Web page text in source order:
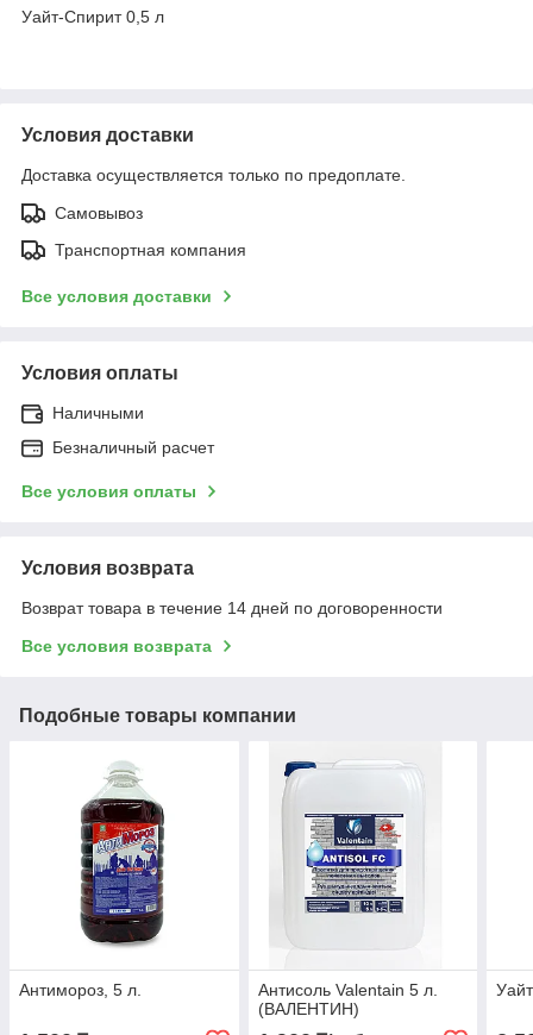
Уайт-Спирит 0,5 л
Условия доставки
Доставка осуществляется только по предоплате.
Самовывоз
Транспортная компания
Все условия доставки
Условия оплаты
Наличными
Безналичный расчет
Все условия оплаты
Условия возврата
Возврат товара в течение 14 дней по договоренности
Все условия возврата
Подобные товары компании
Антимороз, 5 л.
Антисоль Valentain 5 л.
(ВАЛЕНТИН)